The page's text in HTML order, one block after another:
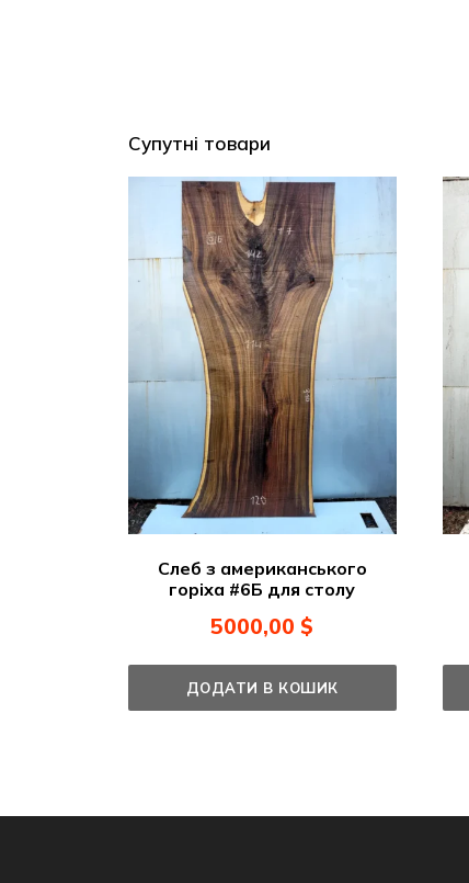
Супутні товари
Слеб з американського
горіха #6Б для столу
5000,00$
ДОДАТИ В КОШИК